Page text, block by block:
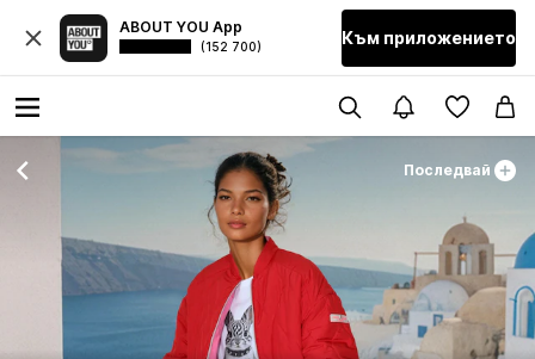
ABOUT YOU App
(152 700) Към приложението
Последвай